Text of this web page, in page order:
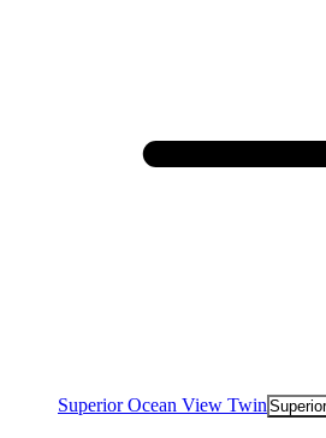
Superior Ocean View Twin